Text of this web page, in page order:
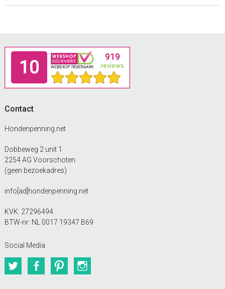
Footer
Contact
Hondenpenning.net
Dobbeweg 2 unit 1
2254 AG Voorschoten
(geen bezoekadres)
info[ad]hondenpenning.net
KVK: 27296494
BTW-nr: NL 0017 19347 B69
Social Media
TwitterFacebookPinterest